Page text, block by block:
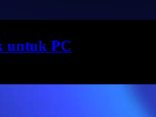
untuk PC